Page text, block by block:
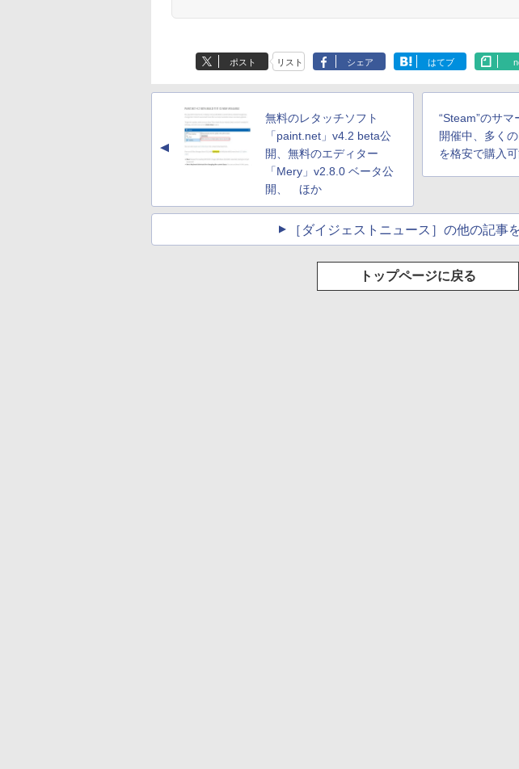
ポスト リスト シェア はてブ
▲
無料のレタッチソフト
「paint.net」v4.2 beta公
開、無料のエディター
「Mery」v2.8.0 ベータ公
開、 ほか
“Steam”のサマ
開催中、多く
を格安で購入
［ダイジェストニュース］の他の記事
トップページに戻る